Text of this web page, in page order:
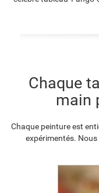
€97.83
Chaque
main
Chaque peinture est
expérimentés.